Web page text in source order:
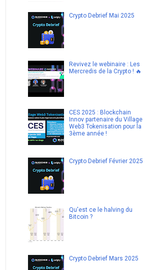
Crypto Debrief Mai 2025
Revivez le webinaire : Les
Mercredis de la Crypto ! 🔥
CES 2025 : Blockchain
Innov partenaire du Village
Web3 Tokenisation pour la
3ème année !
Crypto Debrief Février 2025
Qu'est ce le halving du
Bitcoin ?
Crypto Debrief Mars 2025